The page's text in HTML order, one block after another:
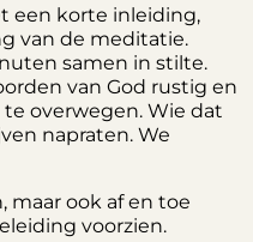
een korte inleiding,
van de meditatie.
samen in stilte.
van God rustig en
overwegen. Wie dat
napraten. We
maar ook af en toe
voorzien.